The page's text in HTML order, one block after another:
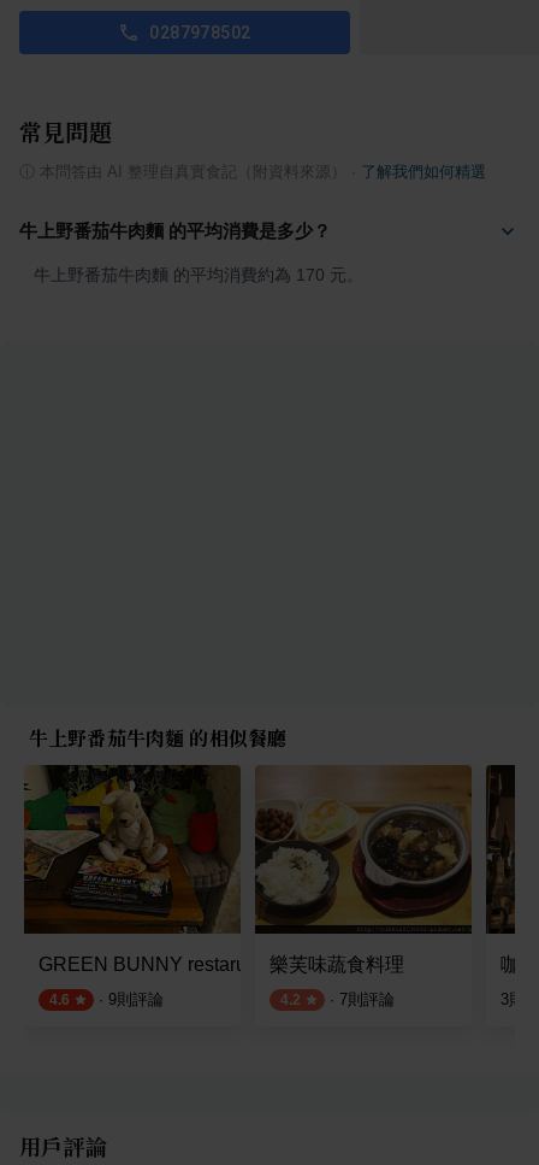
0287978502
常見問題
本問答由 AI 整理自真實食記（附資料來源） 了解我們如何精選
牛上野番茄牛肉麵 的平均消費是多少？
牛上野番茄牛肉麵 的平均消費約為 170 元。
牛上野番茄牛肉麵 的相似餐廳
GREEN BUNNY restaruant
4.6 · 9則評論
樂芙味蔬食料理
4.2 · 7則評論
咖
3則
用戶評論